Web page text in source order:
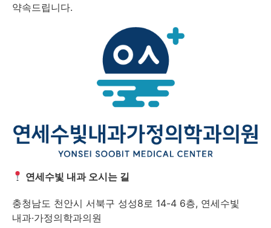
약속드립니다.
연세수빛 내과 오시는 길
충청남도 천안시 서북구 성성8로 14-4 6층, 연세수빛
내과·가정의학과의원